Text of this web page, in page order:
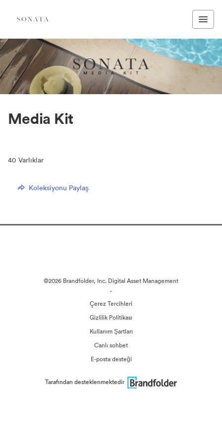
Media Kit
40 Varlıklar
Koleksiyonu Paylaş
©2026 Brandfolder, Inc. Digital Asset Management
·
Çerez Tercihleri
Gizlilik Politikası
Kullanım Şartları
Canlı sohbet
E-posta desteği
Tarafından desteklenmektedir